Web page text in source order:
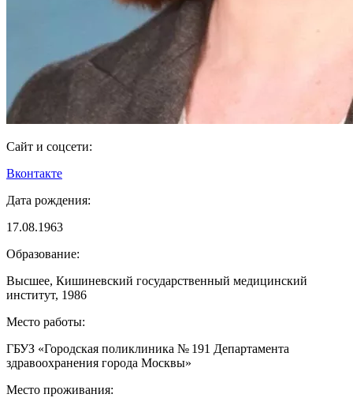
Сайт и соцсети:
Вконтакте
Дата рождения:
17.08.1963
Образование:
Высшее, Кишиневский государственный медицинский
институт, 1986
Место работы:
ГБУЗ «Городская поликлиника № 191 Департамента
здравоохранения города Москвы»
Место проживания: